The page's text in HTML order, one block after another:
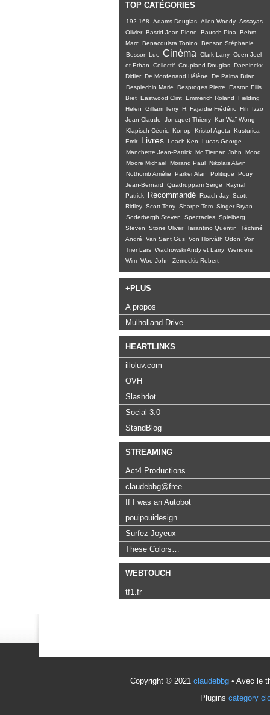
TOP CATÉGORIES
192.168 Adams Douglas Allen Woody Assayas
Olivier Bastid Jean-Pierre Bausch Pina
Behm
Marc Benacquista Tonino
Benson Stéphanie
Besson Luc Cinéma Clark Larry Coen Joel
et Ethan
Collectif Coupland Douglas Daeninckx
Didier De Monferrand Hélène
De Palma Brian
Desplechin Marie
Desproges Pierre
Easton Ellis
Bret Eastwood Clint Emmerich Roland
Fielding
Helen
Gilliam Terry H. Fajardie Frédéric Hifi
Izzo
Jean-Claude
Joncquet Thierry Kar-Waï Wong
Klapisch Cédric Konop Kristof Agota
Kusturica
Emir
Livres Loach Ken
Lucas George
Manchette Jean-Patrick Mc Tiernan John
Mood
Moore Michael Morand Paul Nikolais Alwin
Nothomb Amélie
Parker Alan Politique
Pouy
Jean-Bernard
Quadruppani Serge
Raynal
Patrick
Recommandé Roach Jay Scott
Ridley Scott Tony Sharpe Tom Singer Bryan
Soderbergh Steven
Spectacles Spielberg
Steven
Stone Oliver Tarantino Quentin
Téchiné
André
Van Sant Gus Von Horváth Ödön
Von
Trier Lars Wachowski Andy et Larry Wenders
Wim Woo John Zemeckis Robert
+PLUS
A propos
Mulholland Drive
HEARTLINKS
illoluv.com
OVH
Slashdot
Social 3.0
StandBlog
STREAMING
Act4 Productions
claudebbg@free
If I was an Autobot
pouipouidesign
Surfez Joyeux
These Colors…
WEBTOUCH
tf1.fr
Copyright © 2021 claudebbg • Avec le
Plugins category